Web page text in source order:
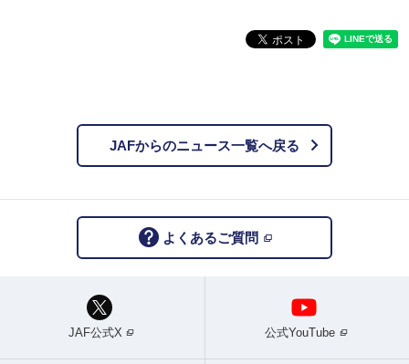
JAFからのニュース一覧へ戻る
よくあるご質問
JAF公式X 公式YouTube